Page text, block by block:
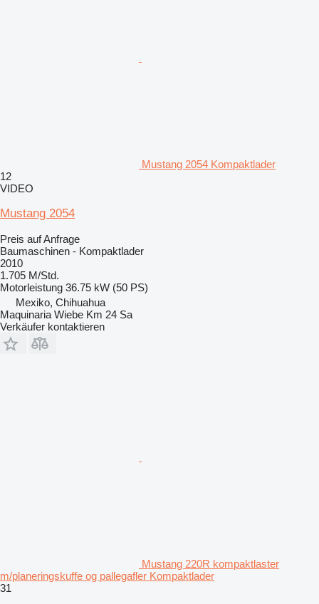
Mustang 2054 Kompaktlader
12
VIDEO
Mustang 2054
Preis auf Anfrage
Baumaschinen - Kompaktlader
2010
1.705 M/Std.
Motorleistung 36.75 kW (50 PS)
Mexiko, Chihuahua
Maquinaria Wiebe Km 24 Sa
Verkäufer kontaktieren
Mustang 220R kompaktlaster
m/planeringskuffe og pallegafler Kompaktlader
31